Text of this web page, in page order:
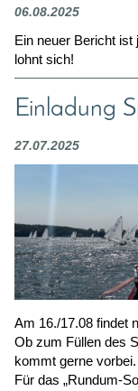
06.08.2025
Ein neuer Bericht ist
lohnt sich!
Einladung
27.07.2025
Am 16./17.08 findet
Ob zum Füllen des
kommt gerne vorbei.
Für das „Rundum-